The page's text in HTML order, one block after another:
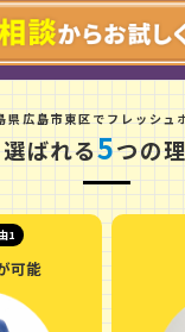
県広島市東区 でフレッシュ
選ばれる5つの
1
可能